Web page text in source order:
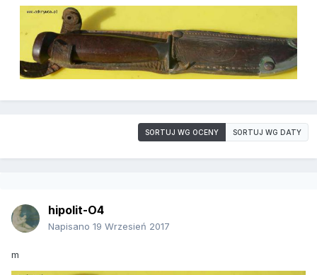
SORTUJ WG OCENY SORTUJ WG DATY
hipolit-O4
Napisano 19 Wrzesień 2017
m